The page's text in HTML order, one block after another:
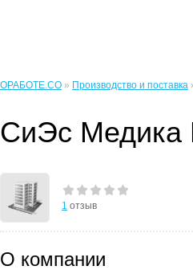
ОРАБОТЕ.CO » Производство и поставка
СиЭс Медика
1 отзыв
О компании